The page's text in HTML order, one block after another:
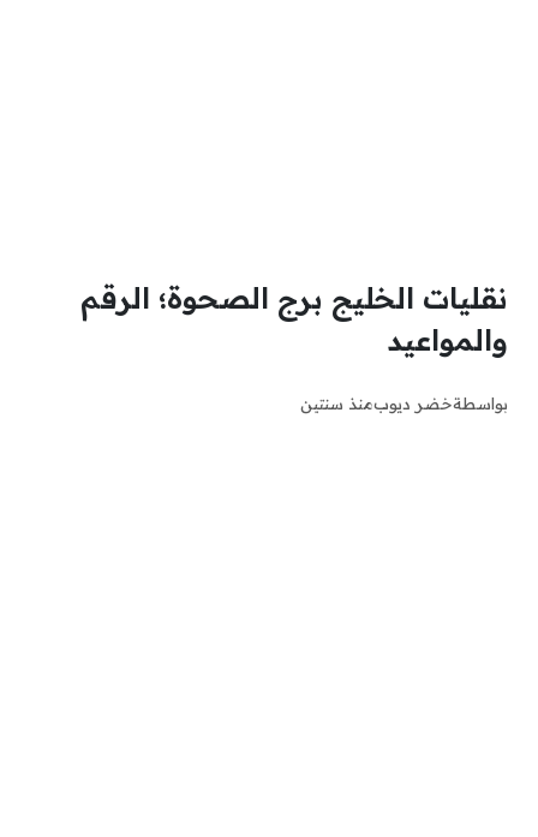
نقليات الخليج برج الصحوة؛ الرقم
والمواعيد
بواسطةخضر ديوبمنذ سنتين